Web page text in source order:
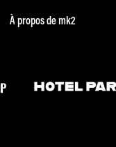
À propos de mk2